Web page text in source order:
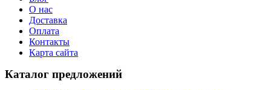
О нас
Доставка
Оплата
Контакты
Карта сайта
Каталог предложений